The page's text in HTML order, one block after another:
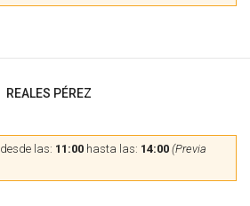
REALES PÉREZ
desde las: 11:00 hasta las: 14:00 (Previa